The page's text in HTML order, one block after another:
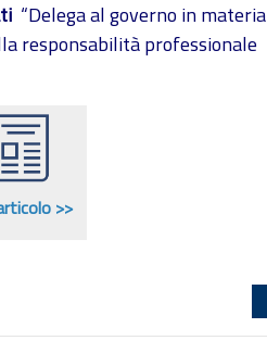
“Delega al governo in materia
responsabilità professionale
>>